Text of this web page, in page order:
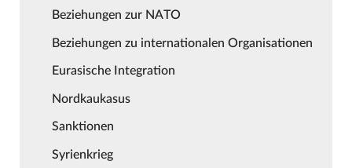
Beziehungen zur NATO
Beziehungen zu internationalen Organisationen
Eurasische Integration
Nordkaukasus
Sanktionen
Syrienkrieg